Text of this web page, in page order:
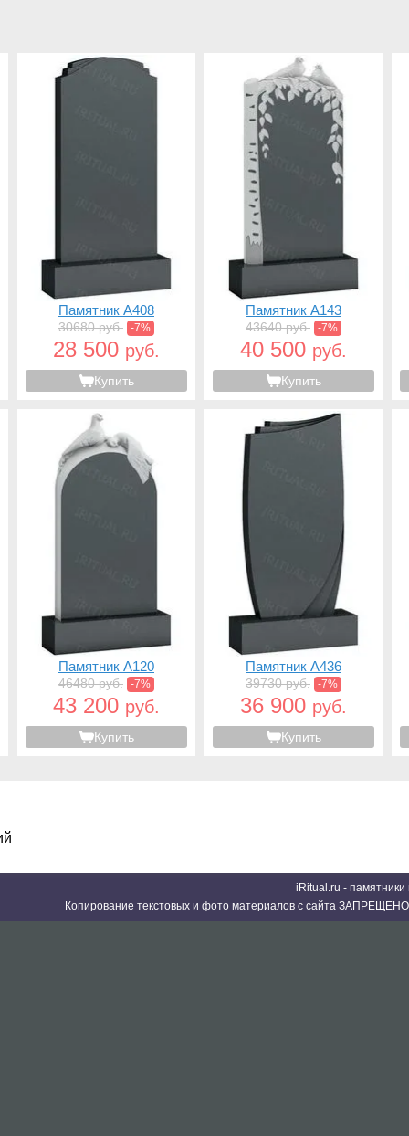
Памятник A408
30680 руб. -7%
28 500 руб.
Купить
Памятник A143
43640 руб. -7%
40 500 руб.
Купить
Памятник A120
46480 руб. -7%
43 200 руб.
Купить
Памятник A436
39730 руб. -7%
36 900 руб.
Купить
iRitual.ru -
Копирование текстовых и фото материалов с сайта